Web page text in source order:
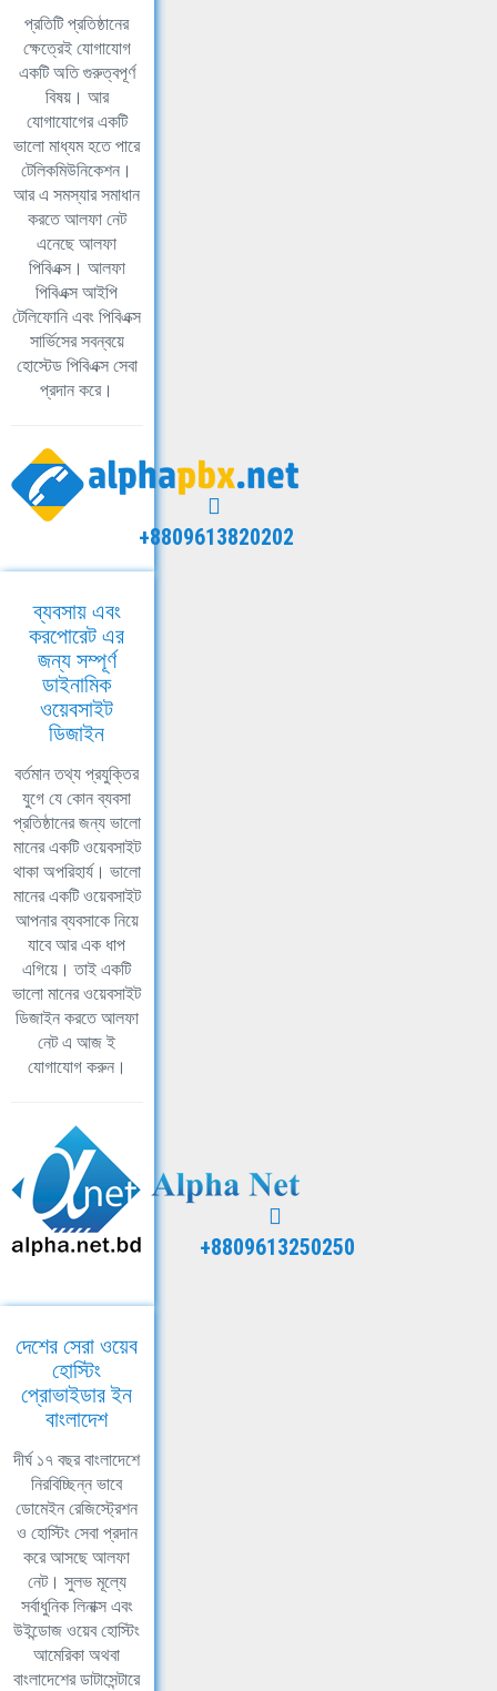
প্রতিটি প্রতিষ্ঠানের
ক্ষেত্রেই যোগাযোগ
একটি অতি গুরুত্বপূর্ণ
বিষয়। আর
যোগাযোগের একটি
ভালো মাধ্যম হতে পারে
টেলিকমিউনিকেশন।
আর এ সমস্যার সমাধান
করতে আলফা নেট
এনেছে আলফা
পিবিএক্স। আলফা
পিবিএক্স আইপি
টেলিফোনি এবং পিবিএক্স
সার্ভিসের সবন্বয়ে
হোস্টেড পিবিএক্স সেবা
প্রদান করে।
+8809613820202
ব্যবসায় এবং
করপোরেট এর
জন্য সম্পূর্ণ
ডাইনামিক
ওয়েবসাইট
ডিজাইন
বর্তমান তথ্য প্রযুক্তির
যুগে যে কোন ব্যবসা
প্রতিষ্ঠানের জন্য ভালো
মানের একটি ওয়েবসাইট
থাকা অপরিহার্য। ভালো
মানের একটি ওয়েবসাইট
আপনার ব্যবসাকে নিয়ে
যাবে আর এক ধাপ
এগিয়ে। তাই একটি
ভালো মানের ওয়েবসাইট
ডিজাইন করতে আলফা
নেট এ আজ ই
যোগাযোগ করুন।
+8809613250250
দেশের সেরা ওয়েব
হোস্টিং
প্রোভাইডার ইন
বাংলাদেশ
দীর্ঘ ১৭ বছর বাংলাদেশে
নিরবিচ্ছিন্ন ভাবে
ডোমেইন রেজিস্ট্রেশন
ও হোস্টিং সেবা প্রদান
করে আসছে আলফা
নেট। সুলভ মূল্যে
সর্বাধুনিক লিনাক্স এবং
উইন্ডোজ ওয়েব হোস্টিং
আমেরিকা অথবা
বাংলাদেশের ডাটাসেন্টারে